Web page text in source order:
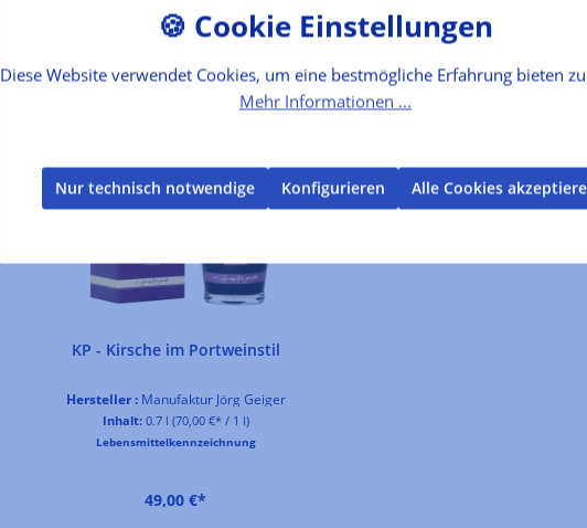
KP - Kirsche im Portweinstil
Hersteller :Manufaktur Jörg Geiger
Inhalt: 0.7 l (70,00 €* / 1 l)
Lebensmittelkennzeichnung
49,00 €*
Diese Website verwendet Cookies, um eine bestmögliche Erfahrung bieten
Mehr Informationen ...
Nur technisch notwendige Konfigurieren Alle Cookies